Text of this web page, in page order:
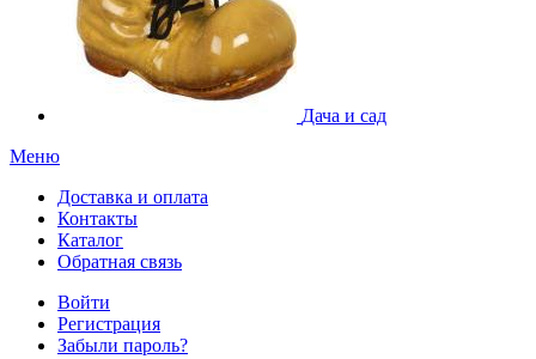
Дача и сад
Меню
Доставка и оплата
Контакты
Каталог
Обратная связь
Войти
Регистрация
Забыли пароль?